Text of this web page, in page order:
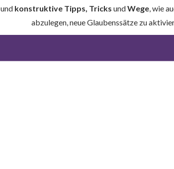
und konstruktive Tipps, Tricks undWege , wie
abzulegen, neue Glaubenssätze zu